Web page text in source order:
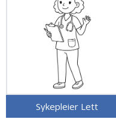
Sykepleier Lett